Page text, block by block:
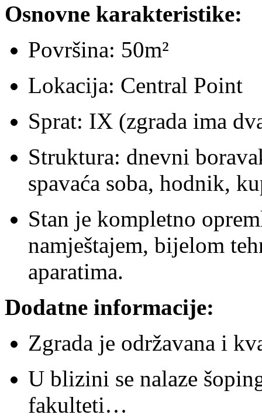
Osnovne karakteristike:
Površina: 50m²
Lokacija: Central Point
Sprat: IX (zgrada ima
Struktura: dnevni
spavaća soba, hodnik,
Stan je kompletno
namještajem, bijelom
aparatima.
Dodatne informacije:
Zgrada je održavana i
U blizini se nalaze
fakulteti…